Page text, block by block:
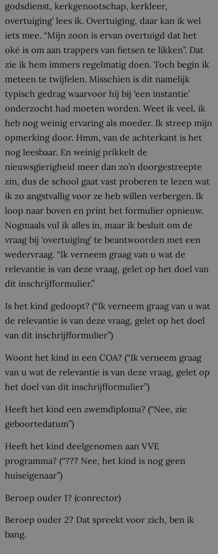
godsdienst, kerkgenootschap, kerkleer,
overtuiging’ lees ik. Overtuiging, daar kan ik wel
iets mee. “Mijn zoon is ervan overtuigd dat het
oké is om aan trappers van fietsen te likken”. Dat
zie ik hem immers regelmatig doen. Toch begin ik
meteen te twijfelen. Misschien is dit namelijk
typisch gedrag waarvoor hij bij ‘een instantie’
onderzocht had moeten worden. Weet ik veel, ik
heb nog weinig ervaring als moeder. Ik streep mijn
opmerking door. Hmm, van de achterkant is het
nog leesbaar. En weinig prikkelt de
nieuwsgierigheid meer dan zo’n doorgestreepte
zin, dus de school gaat vast proberen te lezen wat
ik zo angstvallig voor ze heb willen verbergen. Ik
loop naar boven en print het formulier opnieuw.
Nogmaals vul ik alles in, maar ik besluit om de
vraag bij ‘overtuiging’ te beantwoorden met een
wedervraag. “Ik verneem graag van u wat de
relevantie is van deze vraag, gelet op het doel van
dit inschrijfformulier.”
Is het kind gedoopt? (“Ik verneem graag van u wat
de relevantie is van deze vraag, gelet op het doel
van dit inschrijfformulier”)
Woont het kind in een COA? (“Ik verneem graag
van u wat de relevantie is van deze vraag, gelet op
het doel van dit inschrijfformulier”)
Heeft het kind een zwemdiploma? (“Nee, zie
geboortedatum”)
Heeft het kind deelgenomen aan VVE
programma? (“??? Nee, het kind is nog geen
huiseigenaar”)
Beroep ouder 1? (conrector)
Beroep ouder 2? Dat spreekt voor zich, ben ik
bang.